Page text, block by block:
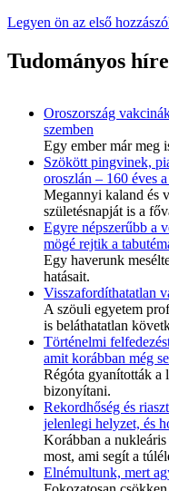
Legyen ön az első
Tudományos
Oroszország
szemben
Egy ember már meg
Szökött pingvinek,
oroszlán – 160 éves
Megannyi kaland és
születésnapját is a
Egyre népszerűbb a
mögé rejtik a
Egy haverunk
hatásait.
Visszafordíthatatlan
A szöuli egyetem
is beláthatatlan
Történelmi
amit korábban még
Régóta gyanították a
bizonyítani.
Rekordhőség és
jelenlegi helyzet, és
Korábban a
most, ami segít a
Elnémultunk, mert